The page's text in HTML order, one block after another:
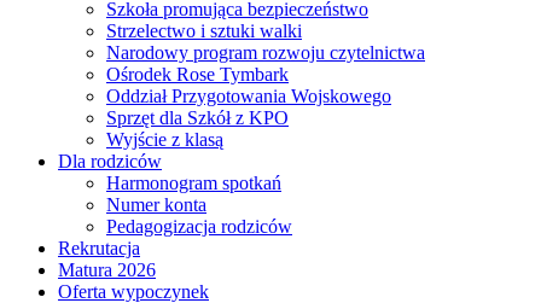
Szkoła promująca bezpieczeństwo
Strzelectwo i sztuki walki
Narodowy program rozwoju czytelnictwa
Ośrodek Rose Tymbark
Oddział Przygotowania Wojskowego
Sprzęt dla Szkół z KPO
Wyjście z klasą
Dla rodziców
Harmonogram spotkań
Numer konta
Pedagogizacja rodziców
Rekrutacja
Matura 2026
Oferta wypoczynek